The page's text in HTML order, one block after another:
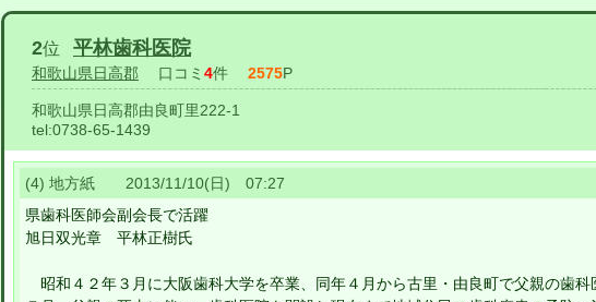
2位 平林歯科医院
和歌山県日高郡 口コミ 4件 2575P
和歌山県日高郡由良町里222-1
tel:0738-65-1439
(4) 地方紙 2013/11/10(日) 07:27
県歯科医師会副会長で活躍
旭日双光章 平林正樹氏
昭和４２年３月に大阪歯科大学を卒業、同年４月から古里・由良町で父親の歯科